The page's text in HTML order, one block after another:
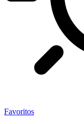
Favoritos